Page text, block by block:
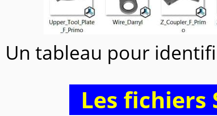
Un tableau pour
Les fichiers